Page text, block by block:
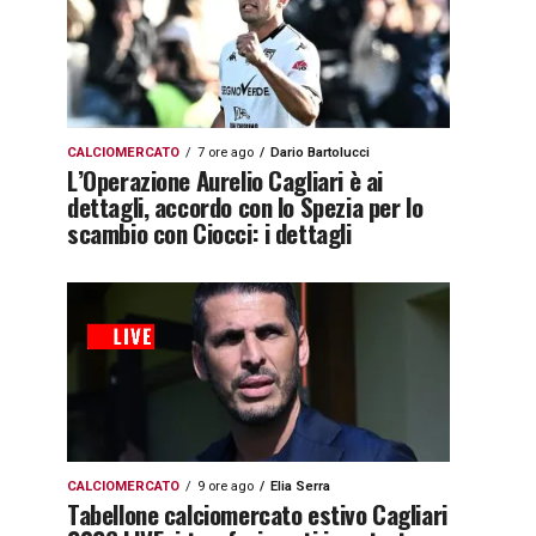
CALCIOMERCATO 7 ore ago Dario Bartolucci
L’Operazione Aurelio Cagliari è ai
dettagli, accordo con lo Spezia per lo
scambio con Ciocci: i dettagli
CALCIOMERCATO 9 ore ago Elia Serra
Tabellone calciomercato estivo Cagliari